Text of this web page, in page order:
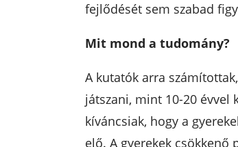
fejlődését sem szabad
Mit mond a tudomány?
A kutatók arra
játszani, mint 10-20
kíváncsiak, hogy a
elő. A gyerekek csökkenő